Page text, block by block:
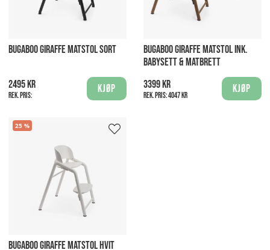
BUGABOO GIRAFFE MATSTOL SORT
2495 kr
Rek. pris:
Kjøp
BUGABOO GIRAFFE MATSTOL INK.
BABYSETT & MATBRETT
3399 kr
Rek. pris:4047 kr
Kjøp
25
BUGABOO GIRAFFE MATSTOL HVIT